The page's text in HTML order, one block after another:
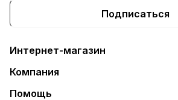
Подписаться
Интернет-магазин
Компания
Помощь